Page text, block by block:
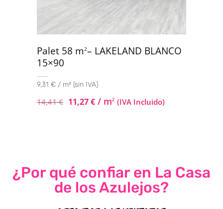
Palet 58 m2– LAKELAND BLANCO
15×90
9,31 € / m² (sin IVA)
14,41€ 11,27€ / m2 (IVA Incluido)
¿Por qué confiar en La Casa
de los Azulejos?